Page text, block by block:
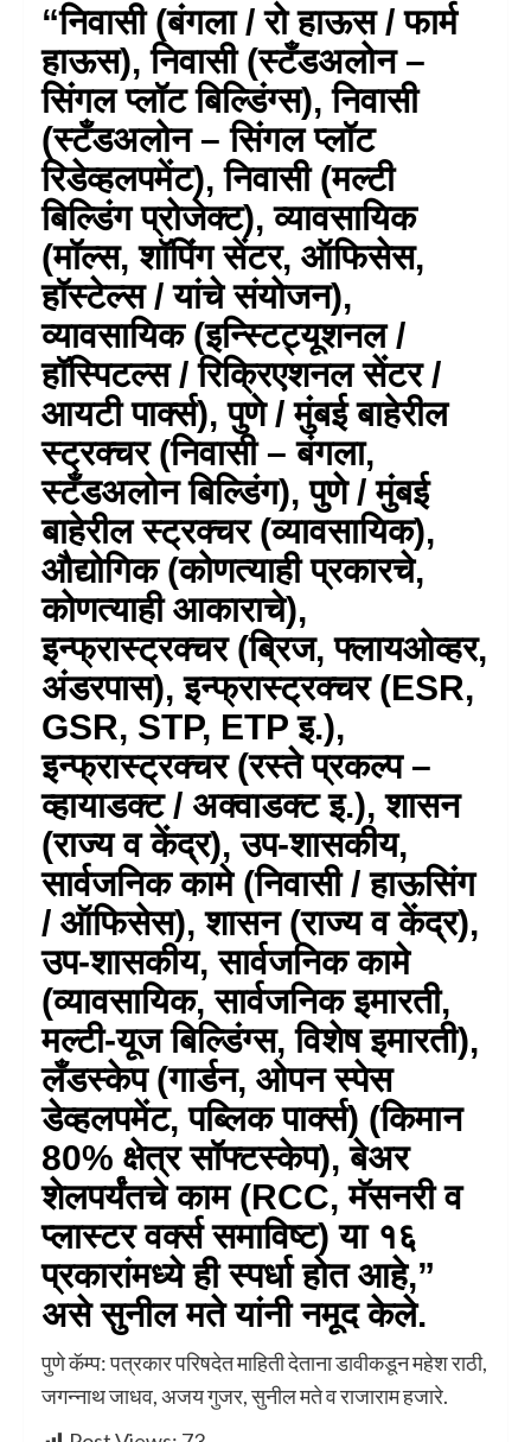
“निवासी (बंगला / रो हाऊस / फार्म
हाऊस), निवासी (स्टँडअलोन –
सिंगल प्लॉट बिल्डिंग्स), निवासी
(स्टँडअलोन – सिंगल प्लॉट
रिडेव्हलपमेंट), निवासी (मल्टी
बिल्डिंग प्रोजेक्ट), व्यावसायिक
(मॉल्स, शॉपिंग सेंटर, ऑफिसेस,
हॉस्टेल्स / यांचे संयोजन),
व्यावसायिक (इन्स्टिट्यूशनल /
हॉस्पिटल्स / रिक्रिएशनल सेंटर /
आयटी पार्क्स), पुणे / मुंबई बाहेरील
स्ट्रक्चर (निवासी – बंगला,
स्टँडअलोन बिल्डिंग), पुणे / मुंबई
बाहेरील स्ट्रक्चर (व्यावसायिक),
औद्योगिक (कोणत्याही प्रकारचे,
कोणत्याही आकाराचे),
इन्फ्रास्ट्रक्चर (ब्रिज, फ्लायओव्हर,
अंडरपास), इन्फ्रास्ट्रक्चर (ESR,
GSR, STP, ETP इ.),
इन्फ्रास्ट्रक्चर (रस्ते प्रकल्प –
व्हायाडक्ट / अक्वाडक्ट इ.), शासन
(राज्य व केंद्र), उप-शासकीय,
सार्वजनिक कामे (निवासी / हाऊसिंग
/ ऑफिसेस), शासन (राज्य व केंद्र),
उप-शासकीय, सार्वजनिक कामे
(व्यावसायिक, सार्वजनिक इमारती,
मल्टी-यूज बिल्डिंग्स, विशेष इमारती),
लँडस्केप (गार्डन, ओपन स्पेस
डेव्हलपमेंट, पब्लिक पार्क्स) (किमान
80% क्षेत्र सॉफ्टस्केप), बेअर
शेलपर्यंतचे काम (RCC, मॅसनरी व
प्लास्टर वर्क्स समाविष्ट) या १६
प्रकारांमध्ये ही स्पर्धा होत आहे,”
असे सुनील मते यांनी नमूद केले.
पुणे कॅम्प: पत्रकार परिषदेत माहिती देताना डावीकडून महेश राठी,
जगन्नाथ जाधव, अजय गुजर, सुनील मते व राजाराम हजारे.